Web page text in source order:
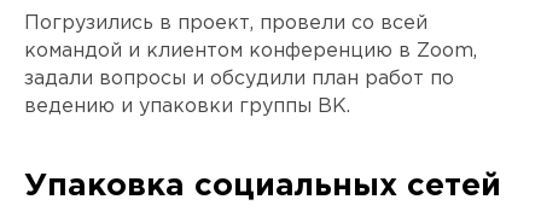
Погрузились в проект, провели со всей
командой и клиентом конференцию в Zoom,
задали вопросы и обсудили план работ по
ведению и упаковки группы ВК.
Упаковка социальных сетей